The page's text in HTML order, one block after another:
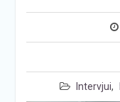
Intervjui,